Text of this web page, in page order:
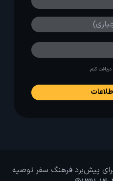
دریافت کنم.
پیش‌برد فرهنگ سفر توصیه